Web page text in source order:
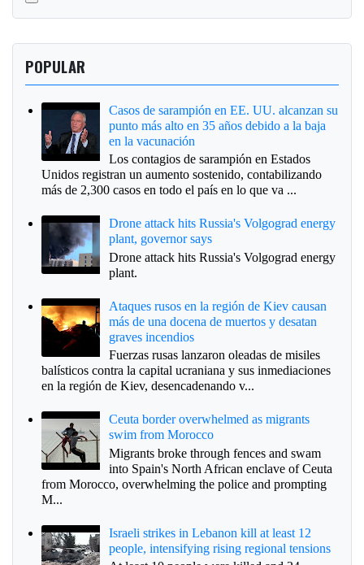
POPULAR
Casos de sarampión en EE. UU. alcanzan su
punto más alto en 35 años debido a la baja
en la vacunación
Los contagios de sarampión en Estados
Unidos registran un aumento sostenido, contabilizando
más de 2,300 casos en todo el país en lo que va ...
Drone attack hits Russia's Volgograd energy
plant, governor says
Drone attack hits Russia's Volgograd energy
plant.
Ataques rusos en la región de Kiev causan
más de una docena de muertos y desatan
graves incendios
Fuerzas rusas lanzaron oleadas de misiles
balísticos contra la capital ucraniana y sus inmediaciones
en la región de Kiev, desencadenando v...
Ceuta border overwhelmed as migrants
swim from Morocco
Migrants broke through fences and swam
into Spain's North African enclave of Ceuta
from Morocco, overwhelming the police and prompting
M...
Israeli strikes in Lebanon kill at least 12
people, intensifying rising regional tensions